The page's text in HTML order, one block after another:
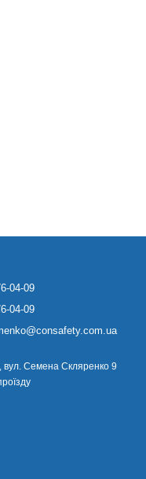
04-09
04-09
вул. Семена Скляренко 9